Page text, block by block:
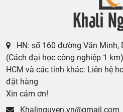
HN: số 160 đường Văn Minh,
(Cách đại học công nghiệp 1 km)
HCM và các tỉnh khác: Liên hệ
đặt hàng
Xin cảm ơn!
Khalinguyen.vn@gmail.com